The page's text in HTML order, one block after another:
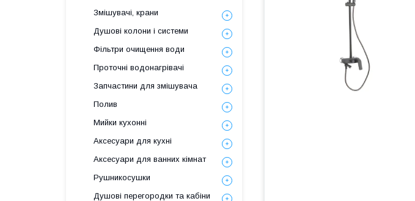
Змішувачі, крани
Душові колони і системи
Фільтри очищення води
Проточні водонагрівачі
Запчастини для змішувача
Полив
Мийки кухонні
Аксесуари для кухні
Аксесуари для ванних кімнат
Рушникосушки
Душові перегородки та кабіни